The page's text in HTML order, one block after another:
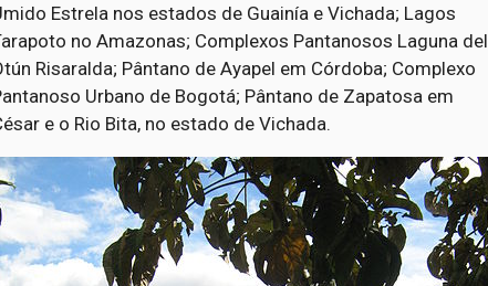
Estrela nos estados de Guainía e Vichada; Lagos
no Amazonas; Complexos Pantanosos Laguna del
Risaralda; Pântano de Ayapel em Córdoba; Complexo
Urbano de Bogotá; Pântano de Zapatosa em
e o Rio Bita, no estado de Vichada.